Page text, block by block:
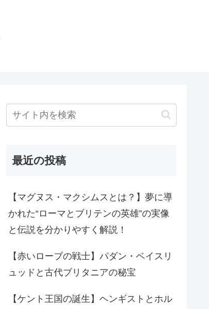
最近の投稿
【マグヌス・マクシムスとは？】夢に導
かれた“ローマとブリテンの英雄”の実像
と伝説を分かりやすく解説！
【赤いローブの戦士】パダン・ベイスリ
ュッドと古代ブリタニアの秘宝
【ケント王国の誕生】ヘンギストとホル